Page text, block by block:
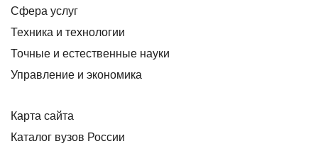
Сфера услуг
Техника и технологии
Точные и естественные науки
Управление и экономика
Карта сайта
Каталог вузов России